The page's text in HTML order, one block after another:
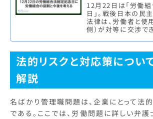
12月22日は「労働
日」。戦後日本の民
法律は、労働者と使
側）が対等に交渉で
り…
法的リスクと対応策につい
解説
名ばかり管理職問題は、企業にとって法
である。ここでは、労働問題に詳しい弁護